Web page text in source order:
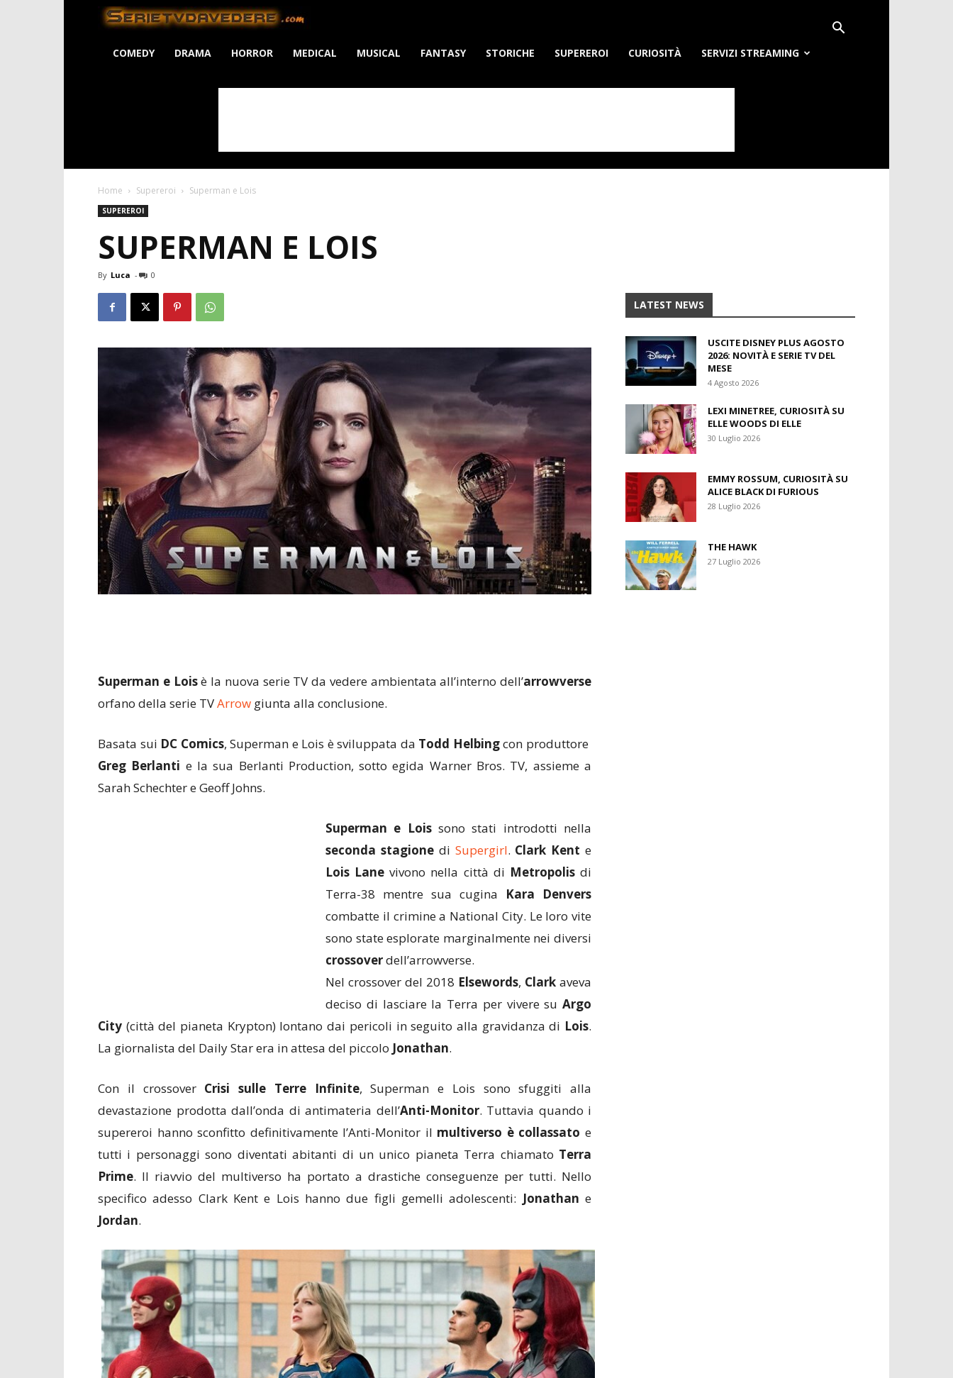
COMEDY DRAMA HORROR MEDICAL MUSICAL FANTASY STORICHE SUPEREROI CURIOSITÀ SERVIZI STREAMING
Home Supereroi Superman e Lois
SUPEREROI
SUPERMAN E LOIS
By Luca - 0
Superman e Loisè la nuova serie TV da vedere ambientata all’interno dell’arrowverse
orfano della serie TVArrow giunta alla conclusione.
Basata sui DC Comics, Superman e Lois è sviluppata da Todd Helbingcon produttore
Greg Berlanti e la sua Berlanti Production, sotto egida Warner Bros. TV, assieme a
Sarah Schechter e Geoff Johns.
Superman e Loissono stati introdotti nella
seconda stagionedi Supergirl. Clark Kent e
Lois Lane vivono nella città di Metropolisdi
Terra-38 mentre sua cugina Kara Denvers
combatte il crimine a National City. Le loro vite
sono state esplorate marginalmente nei diversi
crossoverdell’arrowverse.
Nel crossover del 2018 Elsewords, Clark aveva
deciso di lasciare la Terra per vivere su Argo
City (città del pianeta Krypton) lontano dai pericoli in seguito alla gravidanza di Lois.
La giornalista del Daily Star era in attesa del piccolo Jonathan.
Con il crossover Crisi sulle Terre Infinite, Superman e Lois sono sfuggiti alla
devastazione prodotta dall’onda di antimateria dell’Anti-Monitor. Tuttavia quando i
supereroi hanno sconfitto definitivamente l’Anti-Monitor il multiverso è collassato e
tutti i personaggi sono diventati abitanti di un unico pianeta Terra chiamato Terra
Prime. Il riavvio del multiverso ha portato a drastiche conseguenze per tutti. Nello
specifico adesso Clark Kent e Lois hanno due figli gemelli adolescenti: Jonathan e
Jordan.
LATEST NEWS
USCITE DISNEY PLUS AGOSTO
2026: NOVITÀ E SERIE TV DEL
MESE
4 Agosto 2026
LEXI MINETREE, CURIOSITÀ SU
ELLE WOODS DI ELLE
30 Luglio 2026
EMMY ROSSUM, CURIOSITÀ SU
ALICE BLACK DI FURIOUS
28 Luglio 2026
THE HAWK
27 Luglio 2026